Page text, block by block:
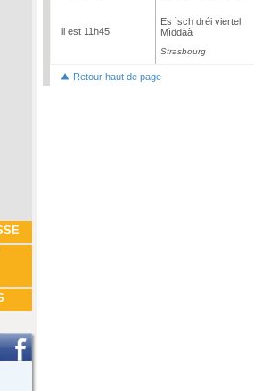
il est 11h45
Es ìsch dréi viertel
Mìddàà
Strasbourg
Retour haut de page